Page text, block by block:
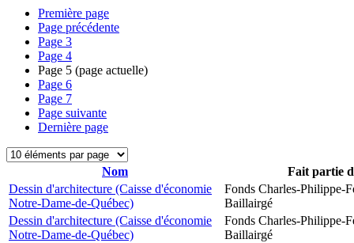
Première page
Page précédente
Page 3
Page 4
Page 5 (page actuelle)
Page 6
Page 7
Page suivante
Dernière page
Nom
Fait partie
Dessin d'architecture (Caisse d'économie
Notre-Dame-de-Québec)
Fonds Charles-Philippe-
Baillairgé
Dessin d'architecture (Caisse d'économie
Notre-Dame-de-Québec)
Fonds Charles-Philippe-
Baillairgé